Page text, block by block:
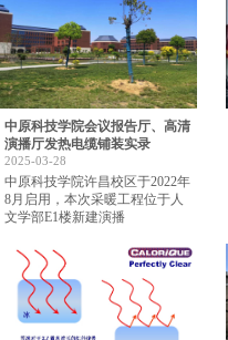
中原科技学院会议报告厅、高清
演播厅发热电缆铺装实录
2025-03-28
中原科技学院许昌校区于2022年
8月启用，本次采暖工程位于人
文学部E1楼新建演播